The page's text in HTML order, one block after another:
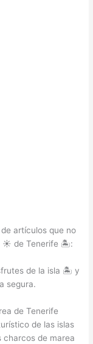
artículos que no
☀️ de Tenerife 🏝️:
de la isla 🏝️ y
segura.
de Tenerife
de las islas
charcos de marea